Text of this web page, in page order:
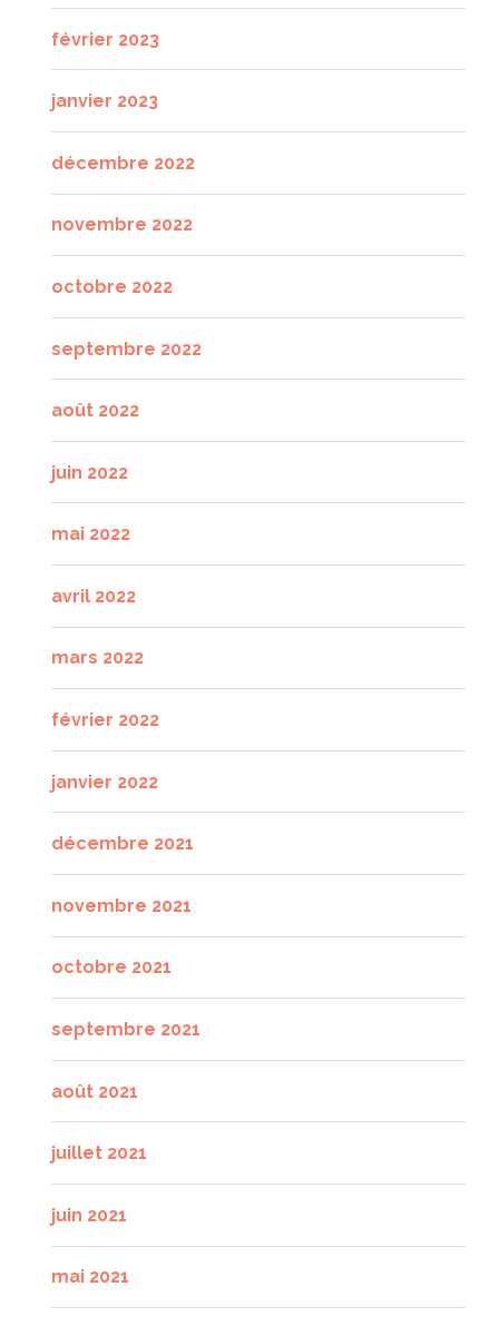
février 2023
janvier 2023
décembre 2022
novembre 2022
octobre 2022
septembre 2022
août 2022
juin 2022
mai 2022
avril 2022
mars 2022
février 2022
janvier 2022
décembre 2021
novembre 2021
octobre 2021
septembre 2021
août 2021
juillet 2021
juin 2021
mai 2021